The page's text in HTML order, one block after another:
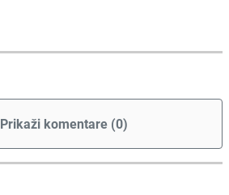
Prikaži komentare (0)